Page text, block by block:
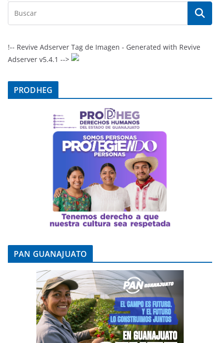
!-- Revive Adserver Tag de Imagen - Generated with Revive
Adserver v5.4.1 -->
PRODHEG
PAN GUANAJUATO